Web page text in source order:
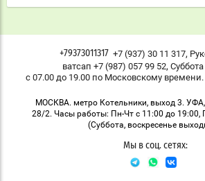
+79373011317 +7 (937) 30 11 317,
ватсап +7 (987) 057 99 52,
с 07.00 до 19.00 по Московскому
МОСКВА. метро Котельники, выход 3.
28/2. Часы работы: Пн-Чт с 11:00 до 19:00,
(Суббота, воскресенье
Мы в соц. сетях: